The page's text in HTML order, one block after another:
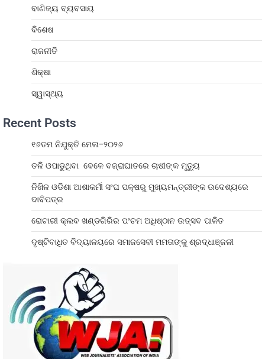
ବାଣିଜ୍ୟ ବ୍ୟବସାୟ
ବିଶେଷ
ରାଜନୀତି
ଶିକ୍ଷା
ସ୍ୱାସ୍ଥ୍ୟ
Recent Posts
୧୬ତମ ନିଯୁକ୍ତି ମେଳା-୨୦୨୬
ତଳି ଓପାଡୁଥିବା ବେଳେ ବଜ୍ରାଘାତରେ ଚାଷୀଙ୍କ ମୃତ୍ୟୁ
ନିଖିଳ ଓଡିଶା ଆଶାକର୍ମୀ ସଂଘ ପକ୍ଷରୁ ମୁଖ୍ୟମନ୍ତ୍ରୀଙ୍କ ଉଦେଶ୍ୟରେ
ଦାବିପତ୍ର
ରୋଟାରୀ କ୍ଲବ ଖଣ୍ଡଗିରିର ପଂଚମ ଅଧିଷ୍ଠାନ ଉତ୍ସବ ପାଳିତ
ଦୃଷ୍ଟିବାଧିତ ବିଦ୍ୟାଳୟରେ ସମାଜସେବୀ ମମତାଙ୍କୁ ଶ୍ରଦ୍ଧାଞ୍ଜଳୀ